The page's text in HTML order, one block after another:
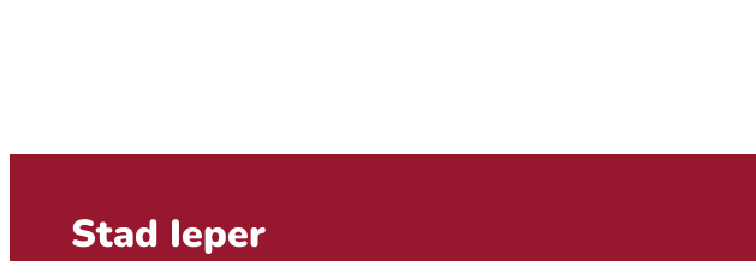
Contact & openingsuren
Stad Ieper